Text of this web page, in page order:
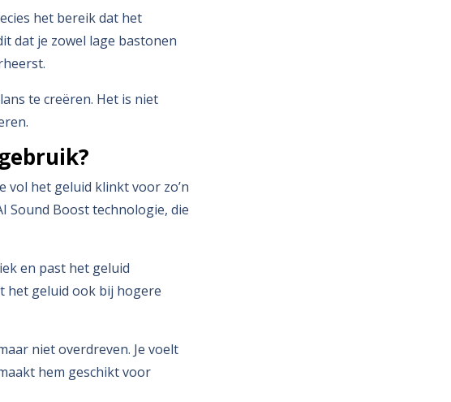
het bereik dat het
dat je zowel lage bastonen
te creëren. Het is niet
vol het geluid klinkt voor zo’n
Sound Boost technologie, die
en past het geluid
het geluid ook bij hogere
niet overdreven. Je voelt
hem geschikt voor